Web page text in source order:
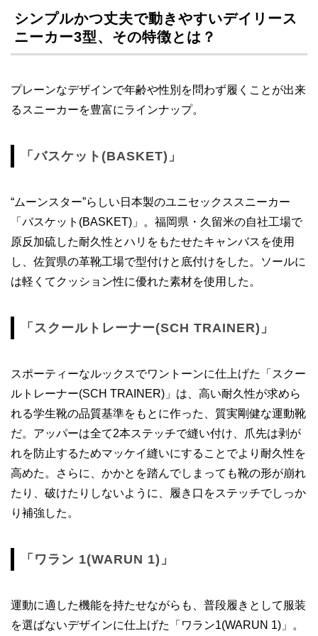
シンプルかつ丈夫で動きやすいデイリース
ニーカー3型、その特徴とは？
プレーンなデザインで年齢や性別を問わず履くことが出来
るスニーカーを豊富にラインナップ。
「バスケット(BASKET)」
“ムーンスター”らしい日本製のユニセックススニーカー
「バスケット(BASKET)」。福岡県・久留米の自社工場で
原反加硫した耐久性とハリをもたせたキャンバスを使用
し、佐賀県の革靴工場で型付けと底付けをした。ソールに
は軽くてクッション性に優れた素材を使用した。
「スクールトレーナー(SCH TRAINER)」
スポーティーなルックスでワントーンに仕上げた「スクー
ルトレーナー(SCH TRAINER)」は、高い耐久性が求めら
れる学生靴の品質基準をもとに作った、質実剛健な運動靴
だ。アッパーは全て2本ステッチで縫い付け、爪先は剥が
れを防止するためマッケイ縫いにすることでより耐久性を
高めた。さらに、かかとを踏んでしまっても靴の形が崩れ
たり、破けたりしないように、履き口をステッチでしっか
り補強した。
「ワラン 1(WARUN 1)」
運動に適した機能を持たせながらも、普段履きとして服装
を選ばないデザインに仕上げた「ワラン1(WARUN 1)」。